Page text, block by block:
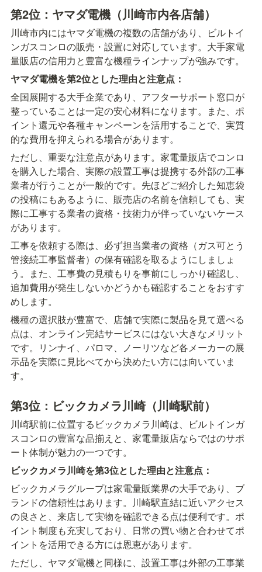
第2位：ヤマダ電機（川崎市内各店舗）
川崎市内にはヤマダ電機の複数の店舗があり、ビルトイ
ンガスコンロの販売・設置に対応しています。大手家電
量販店の信用力と豊富な機種ラインナップが強みです。
ヤマダ電機を第2位とした理由と注意点：
全国展開する大手企業であり、アフターサポート窓口が
整っていることは一定の安心材料になります。また、ポ
イント還元や各種キャンペーンを活用することで、実質
的な費用を抑えられる場合があります。
ただし、重要な注意点があります。家電量販店でコンロ
を購入した場合、実際の設置工事は提携する外部の工事
業者が行うことが一般的です。先ほどご紹介した知恵袋
の投稿にもあるように、販売店の名前を信頼しても、実
際に工事する業者の資格・技術力が伴っていないケース
があります。
工事を依頼する際は、必ず担当業者の資格（ガス可とう
管接続工事監督者）の保有確認を取るようにしましょ
う。また、工事費の見積もりを事前にしっかり確認し、
追加費用が発生しないかどうかも確認することをおすす
めします。
機種の選択肢が豊富で、店舗で実際に製品を見て選べる
点は、オンライン完結サービスにはない大きなメリット
です。リンナイ、パロマ、ノーリツなど各メーカーの展
示品を実際に見比べてから決めたい方には向いていま
す。
第3位：ビックカメラ川崎（川崎駅前）
川崎駅前に位置するビックカメラ川崎は、ビルトインガ
スコンロの豊富な品揃えと、家電量販店ならではのサポ
ート体制が魅力の一つです。
ビックカメラ川崎を第3位とした理由と注意点：
ビックカメラグループは家電量販業界の大手であり、ブ
ランドの信頼性はあります。川崎駅直結に近いアクセス
の良さと、来店して実物を確認できる点は便利です。ポ
イント制度も充実しており、日常の買い物と合わせてポ
イントを活用できる方には恩恵があります。
ただし、ヤマダ電機と同様に、設置工事は外部の工事業